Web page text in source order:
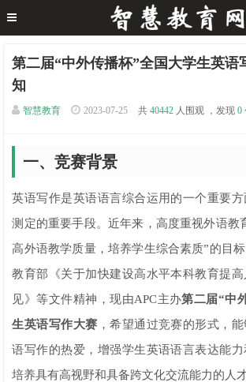
第二届“中外传播杯”全国大学生英语
知
智慧教育 2023-07-25 共 40442 人围观 ，发现 0
一、竞赛背景
英语写作是英语语言综合运用的一个重要
测定的重要手段。近年来，高度重视外语教
高外语教学质量，培养学生综合素质”的目
教育部《关于加快建设高水平本科教育提
见》等文件精神，现由APC主办第二届“中
生英语写作大赛 ，希望通过竞赛的形式，
语写作的热爱，增强学生英语语言表达能力
培养具有高视野和具备跨文化交流能力的人才